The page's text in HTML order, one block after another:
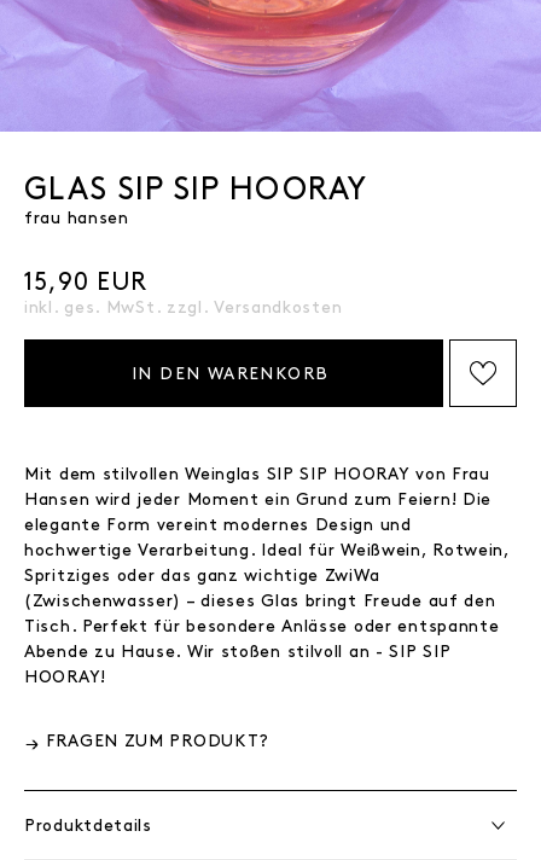
GLAS SIP SIP HOORAY
frau hansen
15,90 EUR
inkl. ges. MwSt. zzgl.Versandkosten
IN DEN WARENKORB
Mit dem stilvollen Weinglas SIP SIP HOORAY von Frau
Hansen wird jeder Moment ein Grund zum Feiern! Die
elegante Form vereint modernes Design und
hochwertige Verarbeitung. Ideal für Weißwein, Rotwein,
Spritziges oder das ganz wichtige ZwiWa
(Zwischenwasser) – dieses Glas bringt Freude auf den
Tisch. Perfekt für besondere Anlässe oder entspannte
Abende zu Hause. Wir stoßen stilvoll an - SIP SIP
HOORAY!
FRAGEN ZUM PRODUKT?
Produktdetails